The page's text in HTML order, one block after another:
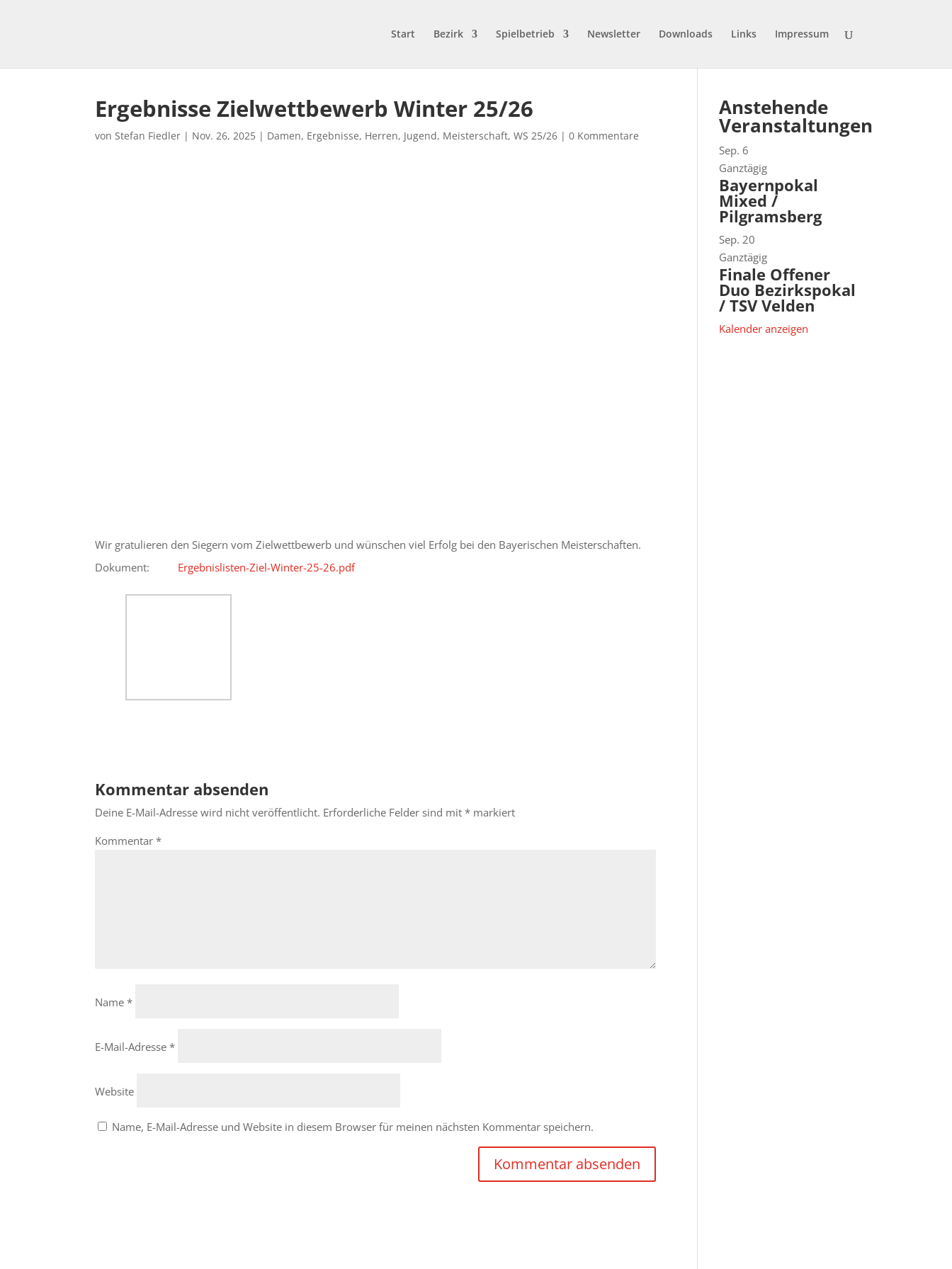
Start Bezirk Spielbetrieb Newsletter Downloads Links Impressum
Ergebnisse Zielwettbewerb Winter 25/26
vonStefan Fiedler | Nov. 26, 2025 | Damen, Ergebnisse, Herren, Jugend, Meisterschaft,WS 25/26 |0 Kommentare
Wir gratulieren den Siegern vom Zielwettbewerb und wünschen viel Erfolg bei den Bayerischen Meisterschaften.
Dokument:
Ergebnislisten-Ziel-Winter-25-26.pdf
Kommentar absenden
Deine E-Mail-Adresse wird nicht veröffentlicht. Erforderliche Felder sind mit* markiert
Kommentar*
Name*
E-Mail-Adresse*
Website
Name, E-Mail-Adresse und Website in diesem Browser für meinen nächsten Kommentar speichern.
Anstehende
Veranstaltungen
Sep. 6
Ganztägig
Bayernpokal
Mixed /
Pilgramsberg
Sep.20
Ganztägig
Finale Offener
Duo Bezirkspokal
/ TSV Velden
Kalender anzeigen